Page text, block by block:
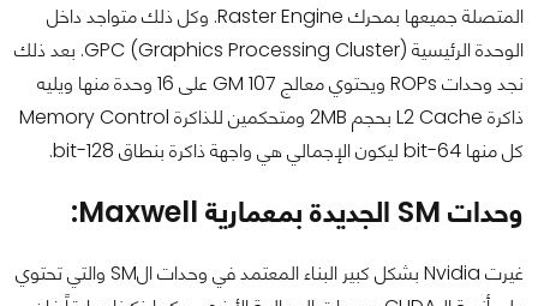
المتصلة جميعها بمحرك Raster Engine. وكل ذلك متواجد داخل
الوحدة الرئيسية (GPC (Graphics Processing Cluster. بعد ذلك
نجد وحدات ROPs ويحتوي معالج GM 107 على 16 وحدة منها ويليه
ذاكرة L2 Cache بحجم 2MB ومتحكمين للذاكرة Memory Control
كل منها 64-bit ليكون الإجمالي هي واجهة ذاكرة بنطاق 128-bit.
وحدات SM الجديدة بمعمارية Maxwell :
غيرت Nvidia بشكل كبير البناء المعتمد في وحدات الSM والتي تحتوي